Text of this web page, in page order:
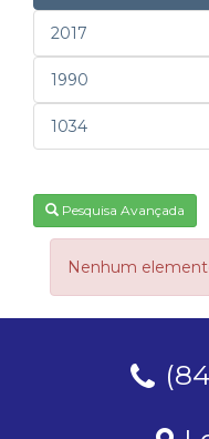
2017
1990
1034
Pesquisa Avançada
Nenhum